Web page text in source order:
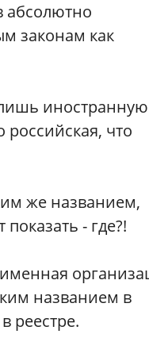
абсолютно
законам как
иностранную
что
же названием,
- где?!
названием в
реестре.